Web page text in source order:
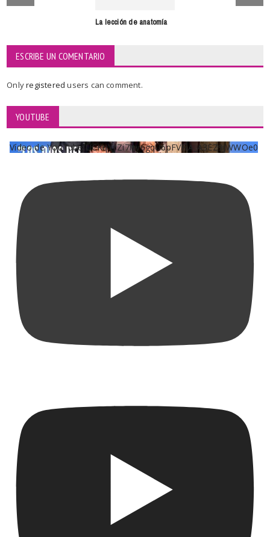
La lección de anatomía
ESCRIBE UN COMENTARIO
Onlyregisteredusers can comment.
YOUTUBE
Vídeo de YouTube UCKqYjiZi7lzy6gqU6pFVFiA_A3EZ9JWWOe0